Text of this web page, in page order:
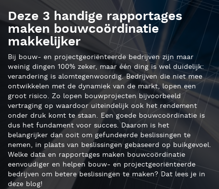
Deze 3 handige rapportages
maken bouwcoördinatie
makkelijker
Bij bouw- en projectgeoriënteerde bedrijven zijn maar
weinig dingen 100% zeker, maar één ding is wel duidelijk:
verandering is alomtegenwoordig. Bedrijven die niet mee
ontwikkelen met de dynamiek van de markt, lopen een
groot risico. Zo lopen bouwprojecten bijvoorbeeld
vertraging op waardoor uiteindelijk ook het rendement
onder druk komt te staan. Een goede bouwcoördinatie is
dus het fundament voor succes. Daarom is het
belangrijker dan ooit om gefundeerde beslissingen te
nemen, in plaats van beslissingen gebaseerd op buikgevoel.
Welke data en rapportages maken bouwcoördinatie
eenvoudiger en helpen bouw- en projectgeoriënteerde
bedrijven om betere beslissingen te maken? Dat lees je in
deze blog!